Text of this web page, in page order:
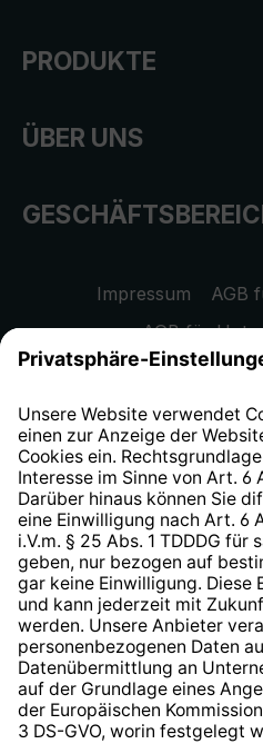
PRODUKTE
ÜBER UNS
Impressum
AGB
AGB für
Datenschutzhinweis